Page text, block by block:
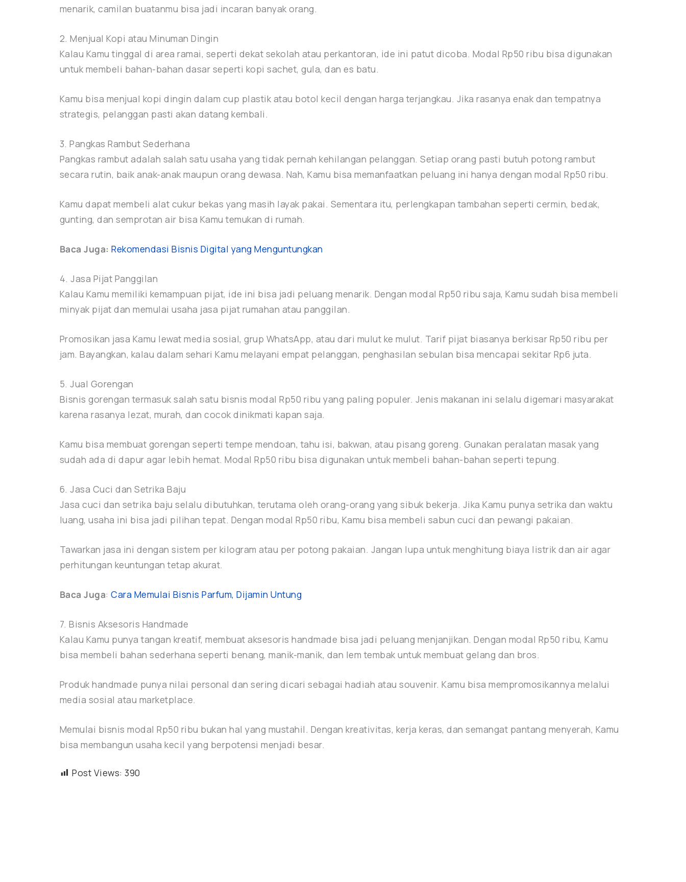
menarik, camilan buatanmu bisa jadi incaran banyak orang.
2. Menjual Kopi atau Minuman Dingin
Kalau Kamu tinggal di area ramai, seperti dekat sekolah atau perkantoran, ide ini patut dicoba. Modal Rp50 ribu bisa digunakan
untuk membeli bahan-bahan dasar seperti kopi sachet, gula, dan es batu.
Kamu bisa menjual kopi dingin dalam cup plastik atau botol kecil dengan harga terjangkau. Jika rasanya enak dan tempatnya
strategis, pelanggan pasti akan datang kembali.
3. Pangkas Rambut Sederhana
Pangkas rambut adalah salah satu usaha yang tidak pernah kehilangan pelanggan. Setiap orang pasti butuh potong rambut
secara rutin, baik anak-anak maupun orang dewasa. Nah, Kamu bisa memanfaatkan peluang ini hanya dengan modal Rp50 ribu.
Kamu dapat membeli alat cukur bekas yang masih layak pakai. Sementara itu, perlengkapan tambahan seperti cermin, bedak,
gunting, dan semprotan air bisa Kamu temukan di rumah.
Baca Juga: Rekomendasi Bisnis Digital yang Menguntungkan
4. Jasa Pijat Panggilan
Kalau Kamu memiliki kemampuan pijat, ide ini bisa jadi peluang menarik. Dengan modal Rp50 ribu saja, Kamu sudah bisa membeli
minyak pijat dan memulai usaha jasa pijat rumahan atau panggilan.
Promosikan jasa Kamu lewat media sosial, grup WhatsApp, atau dari mulut ke mulut. Tarif pijat biasanya berkisar Rp50 ribu per
jam. Bayangkan, kalau dalam sehari Kamu melayani empat pelanggan, penghasilan sebulan bisa mencapai sekitar Rp6 juta.
5. Jual Gorengan
Bisnis gorengan termasuk salah satu bisnis modal Rp50 ribu yang paling populer. Jenis makanan ini selalu digemari masyarakat
karena rasanya lezat, murah, dan cocok dinikmati kapan saja.
Kamu bisa membuat gorengan seperti tempe mendoan, tahu isi, bakwan, atau pisang goreng. Gunakan peralatan masak yang
sudah ada di dapur agar lebih hemat. Modal Rp50 ribu bisa digunakan untuk membeli bahan-bahan seperti tepung.
6. Jasa Cuci dan Setrika Baju
Jasa cuci dan setrika baju selalu dibutuhkan, terutama oleh orang-orang yang sibuk bekerja. Jika Kamu punya setrika dan waktu
luang, usaha ini bisa jadi pilihan tepat. Dengan modal Rp50 ribu, Kamu bisa membeli sabun cuci dan pewangi pakaian.
Tawarkan jasa ini dengan sistem per kilogram atau per potong pakaian. Jangan lupa untuk menghitung biaya listrik dan air agar
perhitungan keuntungan tetap akurat.
Baca Juga:Cara Memulai Bisnis Parfum, Dijamin Untung
7. Bisnis Aksesoris Handmade
Kalau Kamu punya tangan kreatif, membuat aksesoris handmade bisa jadi peluang menjanjikan. Dengan modal Rp50 ribu, Kamu
bisa membeli bahan sederhana seperti benang, manik-manik, dan lem tembak untuk membuat gelang dan bros.
Produk handmade punya nilai personal dan sering dicari sebagai hadiah atau souvenir. Kamu bisa mempromosikannya melalui
media sosial atau marketplace.
Memulai bisnis modal Rp50 ribu bukan hal yang mustahil. Dengan kreativitas, kerja keras, dan semangat pantang menyerah, Kamu
bisa membangun usaha kecil yang berpotensi menjadi besar.
Post Views: 390